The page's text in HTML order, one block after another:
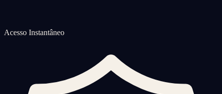
Acesso Instantâneo